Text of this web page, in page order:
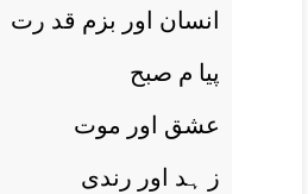
انسان اور بزم قد رت
پيا م صبح
عشق اور موت
ز ہد اور رندی